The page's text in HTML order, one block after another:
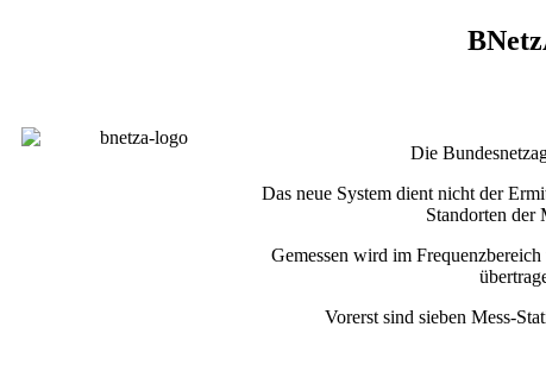
Die
Das neue System dient nicht der
Standorten der
Gemessen wird im
Vorerst sind sieben Mess-